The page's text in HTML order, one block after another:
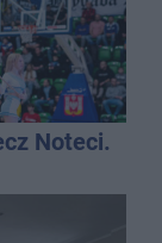
Noteci.